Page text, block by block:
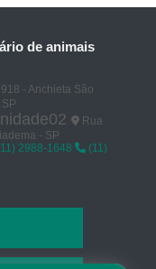
de animais
- Anchieta São
Rua
- SP
2988-1648
(11)